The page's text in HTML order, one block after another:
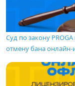
Суд по закону
отмену бана онлайн-